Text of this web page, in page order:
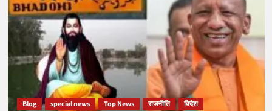
में
शुरू
हुआ
ट्रेड
वॉर
2.0,
ड्रैगन
ने
6
अमेरिकी
Blog special news Top News राजनीति विदेश